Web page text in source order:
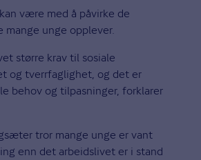
være med å påvirke de
mange unge opplever.
større krav til sosiale
og tverrfaglighet, og det er
behov og tilpasninger, forklarer
tror mange unge er vant
enn det arbeidslivet er i stand